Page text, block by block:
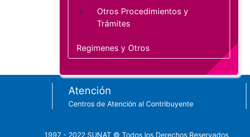
Otros Procedimientos y
Trámites
Regimenes y Otros
Footer menu
Atención
Centros de Atención al Contribuyente
1997 - 2022 SUNAT © Todos los Derechos Reservados